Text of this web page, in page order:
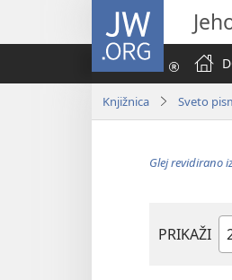
JW.ORG
Knjižnica Sveto
Glej revidirano
PRIKAŽI